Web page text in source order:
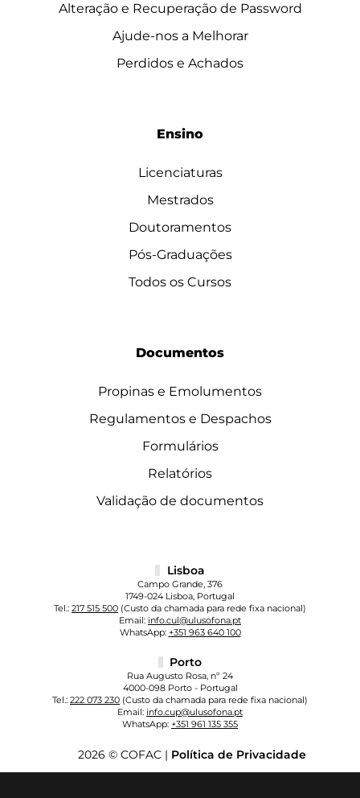
Alteração e Recuperação de Password
Ajude-nos a Melhorar
Perdidos e Achados
Ensino
Licenciaturas
Mestrados
Doutoramentos
Pós-Graduações
Todos os Cursos
Documentos
Propinas e Emolumentos
Regulamentos e Despachos
Formulários
Relatórios
Validação de documentos
Lisboa
Campo Grande, 376
1749-024 Lisboa, Portugal
Tel.: 217 515 500 (Custo da chamada para rede fixa nacional)
Email: info.cul@ulusofona.pt
WhatsApp: +351 963 640 100
Porto
Rua Augusto Rosa, nº 24
4000-098 Porto - Portugal
Tel.: 222 073 230 (Custo da chamada para rede fixa nacional)
Email: info.cup@ulusofona.pt
WhatsApp: +351 961 135 355
2026 © COFAC | Política de Privacidade